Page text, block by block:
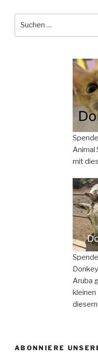
Animal
mit
Aruba
ABONNIERE